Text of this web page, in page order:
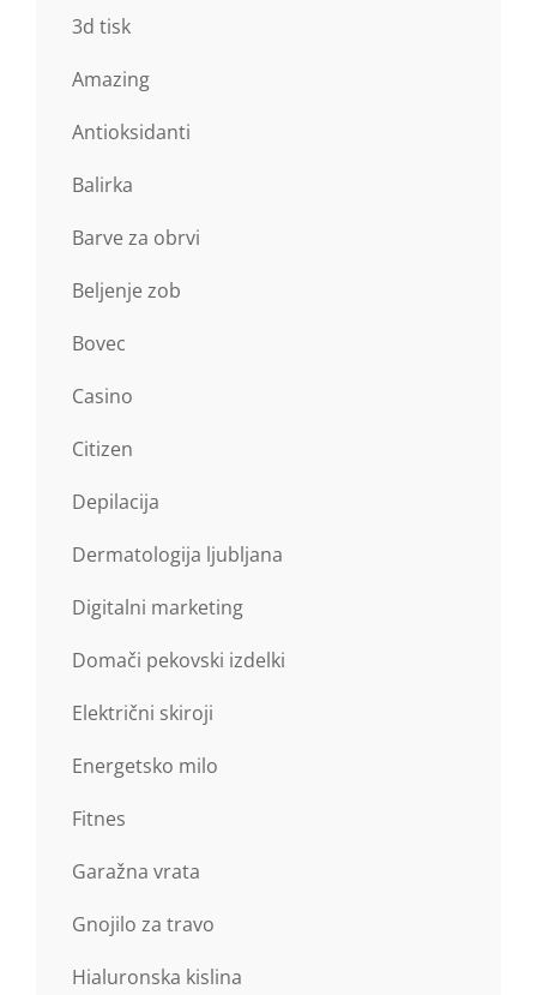
3d tisk
Amazing
Antioksidanti
Balirka
Barve za obrvi
Beljenje zob
Bovec
Casino
Citizen
Depilacija
Dermatologija ljubljana
Digitalni marketing
Domači pekovski izdelki
Električni skiroji
Energetsko milo
Fitnes
Garažna vrata
Gnojilo za travo
Hialuronska kislina